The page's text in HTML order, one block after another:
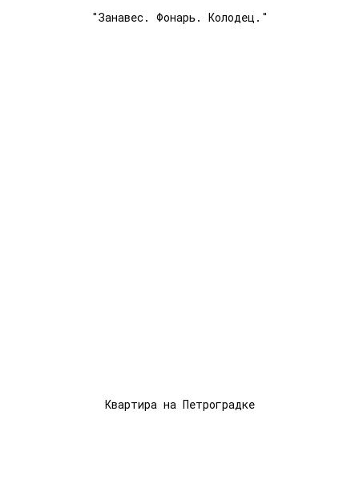
"Занавес. Фонарь. Колодец."
Квартира на Петроградке